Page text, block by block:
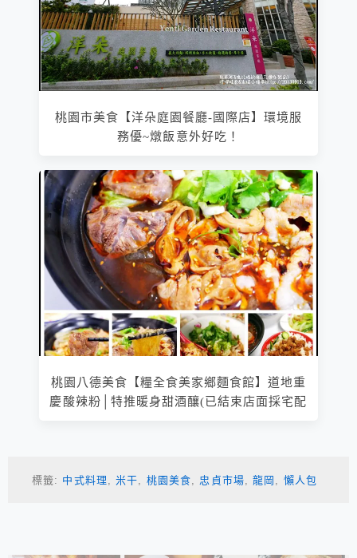
桃園市美食【洋朵庭園餐廳-國際店】環境服
務優~燉飯意外好吃！
桃園八德美食【糧全食美家鄉麵食館】道地重
慶酸辣粉│特推暖身甜酒釀(已結束店面採宅配
標籤: 中式料理,米干, 桃園美食, 忠貞市場,龍岡 , 懶人包